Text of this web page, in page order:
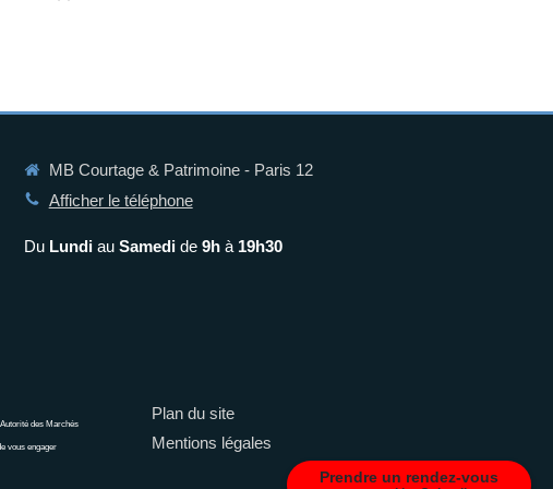
Prendre un rendez-vous
MB Courtage & Patrimoine - Paris 12
Afficher le téléphone
Du Lundiau Samedide 9hà 19h30
des Marchés
vous engager
Plan du site
Mentions légales